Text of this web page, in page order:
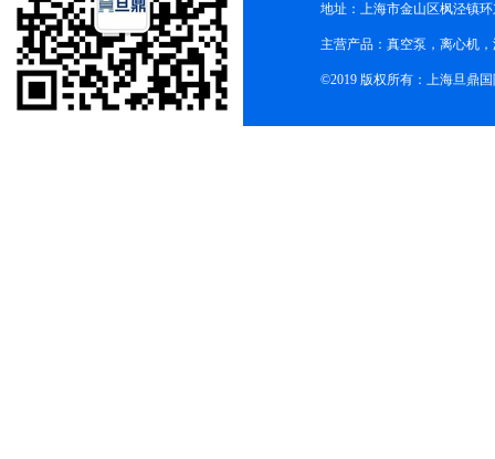
地址：上海市金山区枫泾镇
主营产品：真空泵，离心机
©2019 版权所有：上海旦鼎